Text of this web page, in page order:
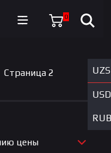
0
UZS
USD
RUB
Страница 2
цены